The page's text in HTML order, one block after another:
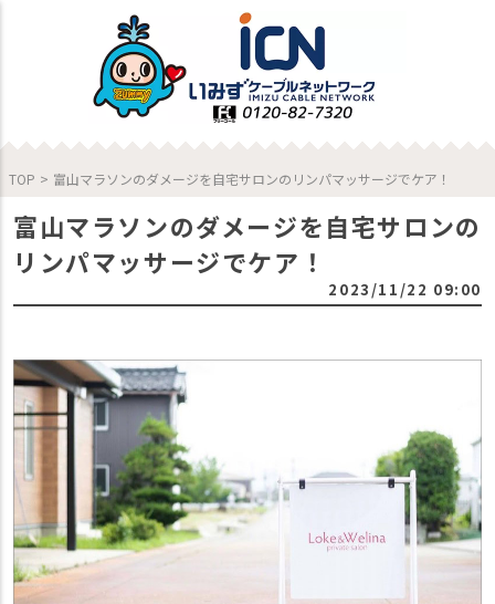
TOP > 富山マラソンのダメージを自宅サロンのリンパマッサージでケア！
富山マラソンのダメージを自宅サロンの
リンパマッサージでケア！
2023/11/22 09:00